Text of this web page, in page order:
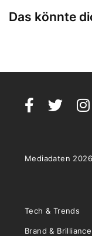
Das könnte
Mediadaten 2026
Tech & Trends
Brand & Brilliance